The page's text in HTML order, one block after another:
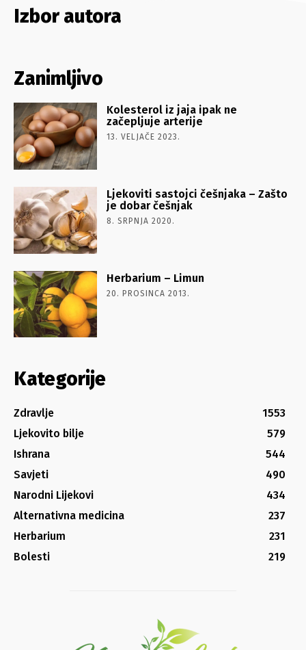
Izbor autora
Zanimljivo
Kolesterol iz jaja ipak ne
začepljuje arterije
13. VELJAČE 2023.
Ljekoviti sastojci češnjaka – Zašto
je dobar češnjak
8. SRPNJA 2020.
Herbarium – Limun
20. PROSINCA 2013.
Kategorije
Zdravlje
1553
Ljekovito bilje
579
Ishrana
544
Savjeti
490
Narodni Lijekovi
434
Alternativna medicina
237
Herbarium
231
Bolesti
219